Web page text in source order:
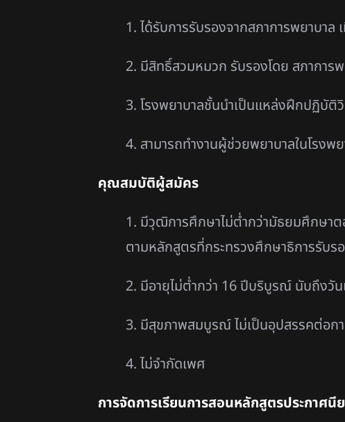
1. ได้รับการรับรองจากสภาการพยาบาล
2. มีสิทธิ์สวมหมวก รับรองโดย สภาการ
3. โรงพยาบาลชั้นนำเป็นแหล่งฝึกปฏิบั
4. สามารถทำงานผู้ช่วยพยาบาลในโรง
คุณสมบัติผู้สมัคร
1. มีวุฒิการศึกษาไม่ต่ำกว่ามัธยมศึกษ
ตามหลักสูตรที่กระทรวงศึกษาธิการรับร
2. มีอายุไม่ต่ำกว่า 16 ปีบริบูรณ์ นับถึงวั
3. มีสุขภาพสมบูรณ์ ไม่เป็นอุปสรรคต่อก
4. ไม่จำกัดเพศ
การจัดการเรียนการสอนหลักสูตรประกาศ